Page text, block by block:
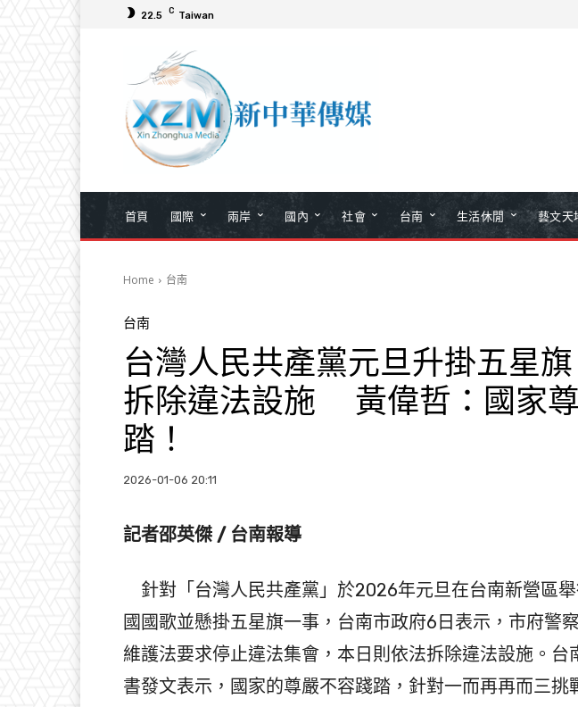
22.5 C Taiwan
首頁 國際 兩岸 國內 社會 台南 生活休閒 藝文天
Home 台南
台南
台灣人民共產黨元旦升掛五星
拆除違法設施 黃偉哲：國家
踏！
2026-01-06 20:11
記者邵英傑 / 台南報導
針對「台灣人民共產黨」於2026年元旦在台南新營區
國國歌並懸掛五星旗一事，台南市政府6日表示，市府警
維護法要求停止違法集會，本日則依法拆除違法設施。台
書發文表示，國家的尊嚴不容踐踏，針對一而再再而三挑